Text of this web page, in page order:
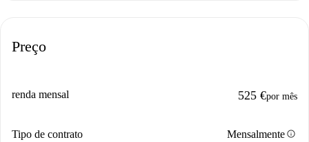
Preço
renda mensal 525 €por mês
Tipo de contrato Mensalmenteinfo